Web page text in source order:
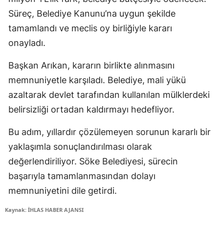
Süreç, Belediye Kanunu’na uygun şekilde
tamamlandı ve meclis oy birliğiyle kararı
onayladı.
Başkan Arıkan, kararın birlikte alınmasını
memnuniyetle karşıladı. Belediye, mali yükü
azaltarak devlet tarafından kullanılan mülklerdeki
belirsizliği ortadan kaldırmayı hedefliyor.
Bu adım, yıllardır çözülemeyen sorunun kararlı bir
yaklaşımla sonuçlandırılması olarak
değerlendiriliyor. Söke Belediyesi, sürecin
başarıyla tamamlanmasından dolayı
memnuniyetini dile getirdi.
Kaynak: İHLAS HABER AJANSI